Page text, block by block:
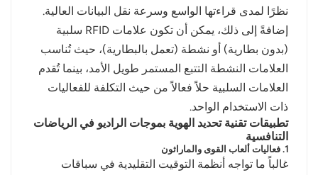
نظرًا لمدى قراءتها الواسع وسرعة نقل البيانات العالية.
إضافةً إلى ذلك، يمكن أن تكون علامات RFID سلبية
(بدون بطارية) أو نشطة (تعمل بالبطارية)، حيث تُناسب
العلامات النشطة التتبع المستمر طويل الأمد، بينما تُقدم
العلامات السلبية حلاً فعالاً من حيث التكلفة للفعاليات
ذات الاستخدام الواحد.
تطبيقات تقنية تحديد الهوية بموجات الراديو في الرياضات
التنافسية
1. فعاليات ألعاب القوى والماراثون
غالباً ما تواجه أنظمة التوقيت التقليدية في سباقات